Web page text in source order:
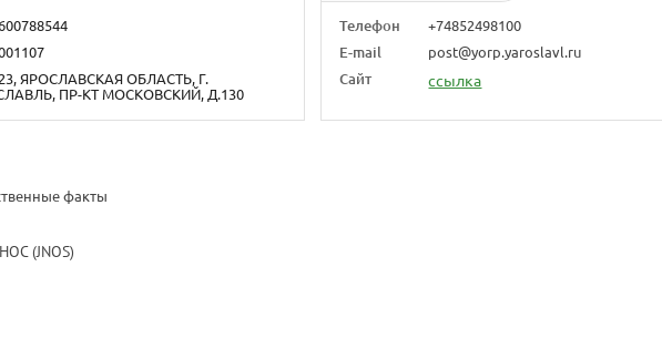
ЯРОСЛАВСКАЯ ОБЛАСТЬ, Г.
ПР-КТ МОСКОВСКИЙ, Д.130
Телефон +74852498100
E-mail post@yorp.yaroslavl.ru
Сайт ссылка
факты
(JNOS)